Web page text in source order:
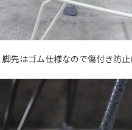
脚先はゴム仕様なので傷付き防